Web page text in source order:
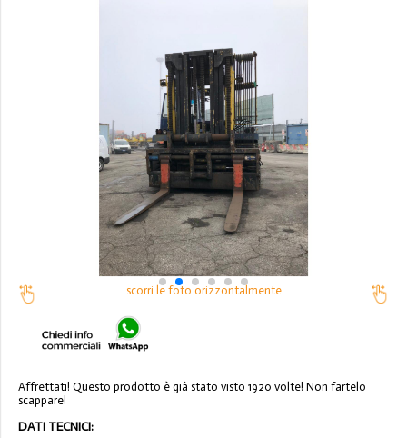
scorri le foto orizzontalmente
Affrettati! Questo prodotto è già stato visto 1920 volte! Non fartelo
scappare!
DATI TECNICI: